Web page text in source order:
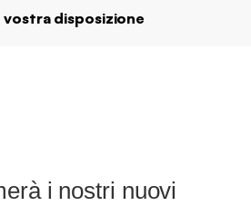
disposizione
i nostri nuovi